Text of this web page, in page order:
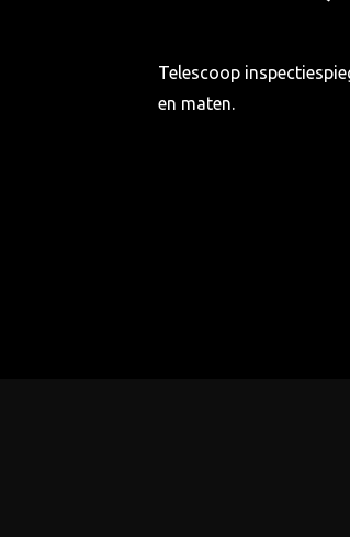
Telescoop
en maten.